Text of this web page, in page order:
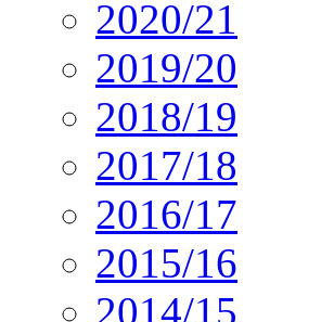
2020/21
2019/20
2018/19
2017/18
2016/17
2015/16
2014/15